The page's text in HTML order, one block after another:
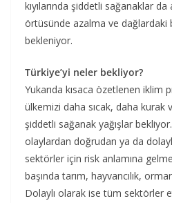
kıyılarında şiddetli sağanaklar
örtüsünde azalma ve dağlardaki
bekleniyor.
Türkiye’yi neler bekliyor?
Yukarıda kısaca özetlenen iklim
ülkemizi daha sıcak, daha kurak
şiddetli sağanak yağışlar
olaylardan doğrudan ya da
sektörler için risk anlamına
başında tarım, hayvancılık,
Dolaylı olarak ise tüm sektörler